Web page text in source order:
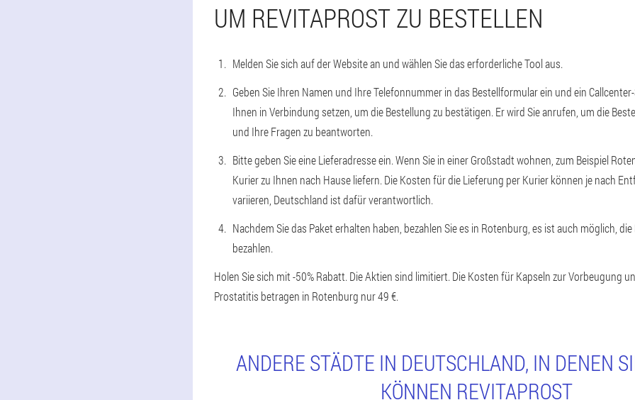
UM REVITAPROST ZU BESTELLEN
Melden Sie sich auf der Website an und wählen Sie das erforderliche Tool aus.
Geben Sie Ihren Namen und Ihre Telefonnummer in das Bestellformular ein und ein
Ihnen in Verbindung setzen, um die Bestellung zu bestätigen. Er wird Sie anrufen, um die
und Ihre Fragen zu beantworten.
Bitte geben Sie eine Lieferadresse ein. Wenn Sie in einer Großstadt wohnen, zum Beispiel
Kurier zu Ihnen nach Hause liefern. Die Kosten für die Lieferung per Kurier können je nach
variieren, Deutschland ist dafür verantwortlich.
Nachdem Sie das Paket erhalten haben, bezahlen Sie es in Rotenburg, es ist auch möglich,
bezahlen.
Holen Sie sich mit -50% Rabatt. Die Aktien sind limitiert. Die Kosten für Kapseln zur Vorbeugung
Prostatitis betragen in Rotenburg nur 49 €.
ANDERE STÄDTE IN DEUTSCHLAND, IN DENEN
KÖNNEN REVITAPROST